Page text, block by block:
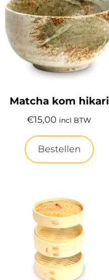
Matcha kom hikari
€15,00 incl BTW
Bestellen